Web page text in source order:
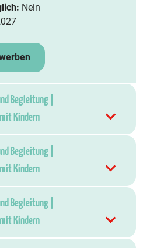
Nein
Begleitung |
Kindern
Begleitung |
Kindern
Begleitung |
Kindern